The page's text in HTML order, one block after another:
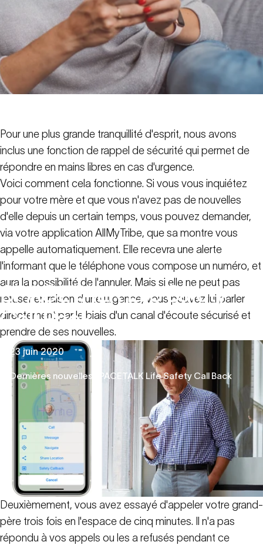
SPACETALKLifeSafety
CallBack
23 juin 2020
Dernières nouvelles SPACETALK Life Safety Call Back
Pour une plus grande tranquillité d'esprit, nous avons
inclus une fonction de rappel de sécurité qui permet de
répondre en mains libres en cas d'urgence.
Voici comment cela fonctionne. Si vous vous inquiétez
pour votre mère et que vous n'avez pas de nouvelles
d'elle depuis un certain temps, vous pouvez demander,
via votre application AllMyTribe, que sa montre vous
appelle automatiquement. Elle recevra une alerte
l'informant que le téléphone vous compose un numéro, et
aura la possibilité de l'annuler. Mais si elle ne peut pas
refuser en raison d'une urgence, vous pouvez lui parler
directement par le biais d'un canal d'écoute sécurisé et
prendre de ses nouvelles.
Deuxièmement, vous avez essayé d'appeler votre grand-
père trois fois en l'espace de cinq minutes. Il n'a pas
répondu à vos appels ou les a refusés pendant ce